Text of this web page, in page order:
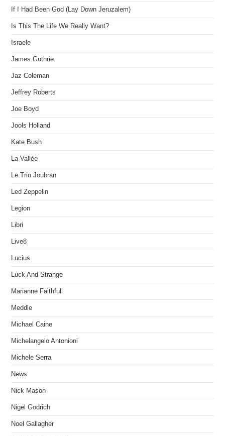
If I Had Been God (Lay Down Jeruzalem)
Is This The Life We Really Want?
Israele
James Guthrie
Jaz Coleman
Jeffrey Roberts
Joe Boyd
Jools Holland
Kate Bush
La Vallée
Le Trio Joubran
Led Zeppelin
Legion
Libri
Live8
Lucius
Luck And Strange
Marianne Faithfull
Meddle
Michael Caine
Michelangelo Antonioni
Michele Serra
News
Nick Mason
Nigel Godrich
Noel Gallagher